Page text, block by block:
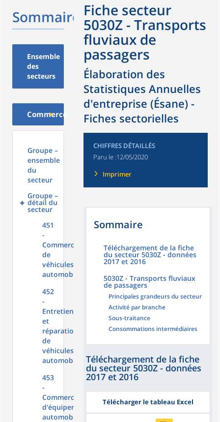
Sommaire
Ensemble
des
secteurs
Commerce
Groupe –
ensemble
du
secteur
Groupe –
détail du
secteur
451
-
Commerce
de
véhicules
automobiles
452
-
Entretien
et
réparation
de
véhicules
automobiles
453
-
Commerce
d'équipements
automobiles
Fiche secteur
5030Z - Transports
fluviaux de
passagers
Élaboration des
Statistiques Annuelles
d'entreprise (Ésane) -
Fiches sectorielles
CHIFFRES DÉTAILLÉS
Paru le :12/05/2020
Imprimer
Sommaire
Téléchargement de la fiche
du secteur 5030Z - données
2017 et 2016
5030Z - Transports fluviaux
de passagers
Principales grandeurs du secteur
Activité par branche
Sous-traitance
Consommations intermédiaires
Téléchargement de la fiche
du secteur 5030Z - données
2017 et 2016
Télécharger le tableau Excel